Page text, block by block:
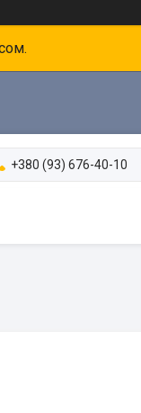
+380 (93) 676-40-10